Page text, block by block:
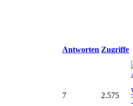
Antworten Zugriffe
7 2.575